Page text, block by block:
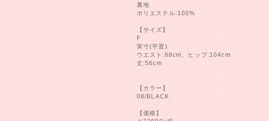
裏地
ポリエステル:100%
【サイズ】
F
実寸(平置)
ウエスト:68cm、ヒップ:104cm
丈:56cm
【カラー】
08/BLACK
【価格】